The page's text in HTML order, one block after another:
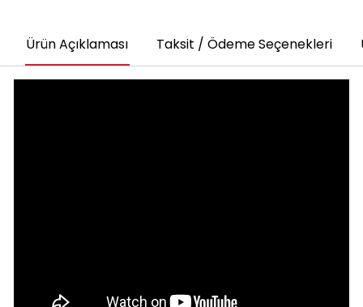
Ürün Açıklaması Taksit / Ödeme Seçenekleri